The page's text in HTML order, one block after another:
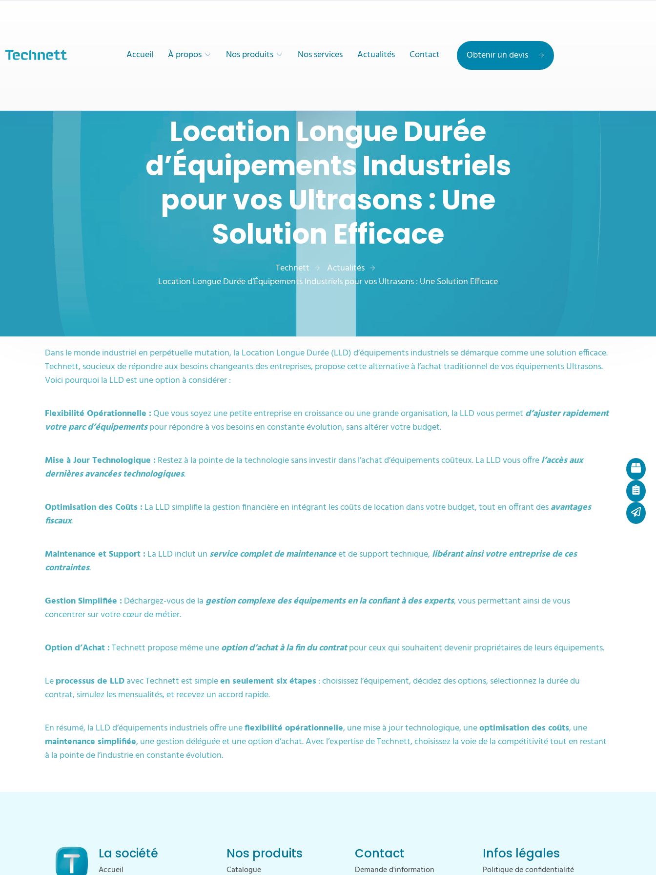
Accueil À propos Nos produits Nos services Actualités Contact Obtenir un devis
Location Longue Durée
d’Équipements Industriels
pour vos Ultrasons : Une
Solution Efficace
Technett
Actualités
Location Longue Durée d’Équipements Industriels pour vos Ultrasons : Une Solution Efficace
Dans le monde industriel en perpétuelle mutation, la Location Longue Durée (LLD) d’équipements industriels se démarque comme une solution efficace.
Technett, soucieux de répondre aux besoins changeants des entreprises, propose cette alternative à l’achat traditionnel de vos équipements Ultrasons.
Voici pourquoi la LLD est une option à considérer :
Flexibilité Opérationnelle : Que vous soyez une petite entreprise en croissance ou une grande organisation, la LLD vous permet d’ajuster rapidement
votre parc d’équipementspour répondre à vos besoins en constante évolution, sans altérer votre budget.
Mise à Jour Technologique : Restez à la pointe de la technologie sans investir dans l’achat d’équipements coûteux. La LLD vous offrel’accès aux
dernières avancées technologiques.
Optimisation des Coûts : La LLD simplifie la gestion financière en intégrant les coûts de location dans votre budget, tout en offrant desavantages
fiscaux.
Maintenance et Support : La LLD inclut un service complet de maintenanceet de support technique,libérant ainsi votre entreprise de ces
contraintes.
Gestion Simplifiée : Déchargez-vous de la gestion complexe des équipements en la confiant à des experts, vous permettant ainsi de vous
concentrer sur votre cœur de métier.
Option d’Achat :Technett propose même uneoption d’achat à la fin du contratpour ceux qui souhaitent devenir propriétaires de leurs équipements.
Leprocessus de LLDavec Technett est simpleen seulement six étapes: choisissez l’équipement, décidez des options, sélectionnez la durée du
contrat, simulez les mensualités, et recevez un accord rapide.
En résumé, la LLD d’équipements industriels offre uneflexibilité opérationnelle, une mise à jour technologique, uneoptimisation des coûts, une
maintenance simplifiée, une gestion déléguée et une option d’achat. Avec l’expertise de Technett, choisissez la voie de la compétitivité tout en restant
à la pointe de l’industrie en constante évolution.
La société
Accueil
Nos produits
Catalogue
Contact
Demande d'information
Infos légales
Politique de confidentialité